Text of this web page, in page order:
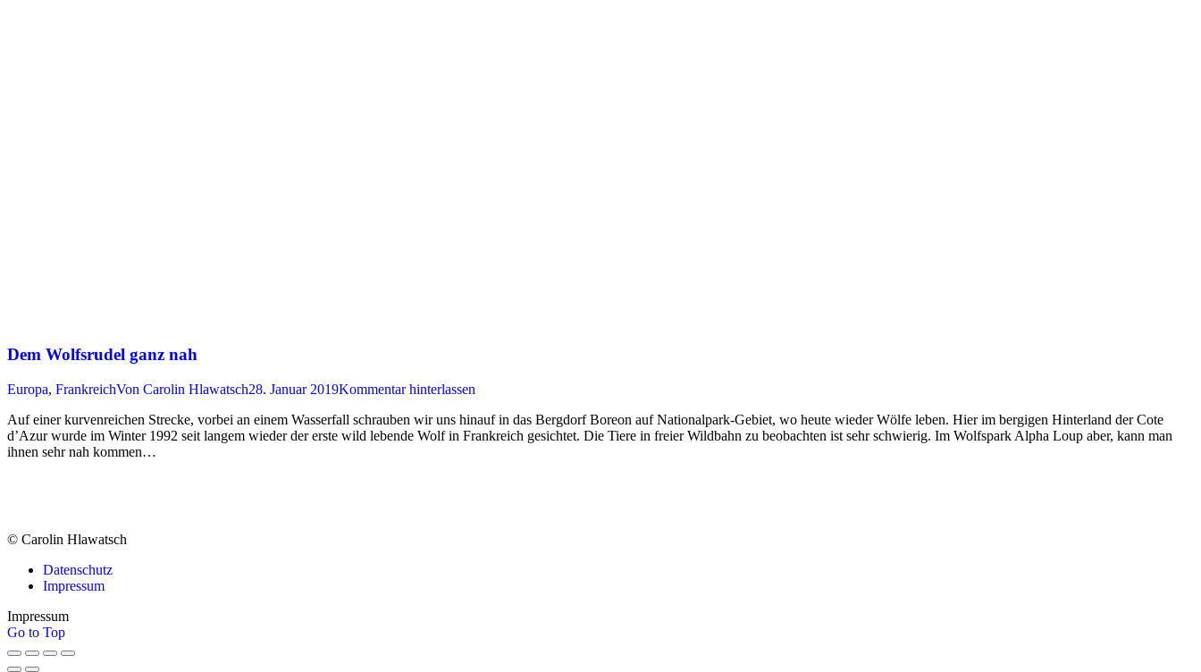
Dem Wolfsrudel ganz nah
Europa, FrankreichVon Carolin Hlawatsch28. Januar 2019Kommentar hinterlassen
Auf einer kurvenreichen Strecke, vorbei an einem Wasserfall schrauben wir uns hinauf in das Bergdorf Boreon auf Nationalpark-Gebiet, wo heute wieder Wölfe leben. Hier im bergigen Hinterland der Cote
d’Azur wurde im Winter 1992 seit langem wieder der erste wild lebende Wolf in Frankreich gesichtet. Die Tiere in freier Wildbahn zu beobachten ist sehr schwierig. Im Wolfspark Alpha Loup aber, kann man
ihnen sehr nah kommen…
© Carolin Hlawatsch
Datenschutz
Impressum
Impressum
Go to Top